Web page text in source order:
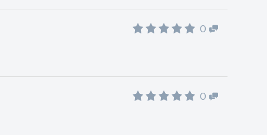
0
0